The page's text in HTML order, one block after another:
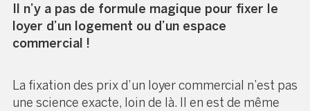
Il n’y a pas de formule magique pour fixer le
loyer d’un logement ou d’un espace
commercial !
La fixation des prix d’un loyer commercial n’est pas
une science exacte, loin de là. Il en est de même